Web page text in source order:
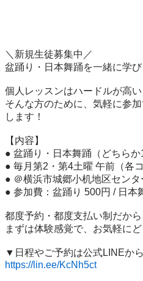
＼新規生徒募集中／
盆踊り・日本舞踊を一緒に学び
個人レッスンはハードルが高
そんな方のために、気軽に参
します！
【内容】
● 盆踊り・日本舞踊（どちらか
● 毎月第2・第4土曜 午前（各
● ＠横浜市城郷小机地区センタ
● 参加費：盆踊り 500円 / 日本
都度予約・都度支払い制だか
まずは体験感覚で、お気軽にど
https://lin.ee/KcNh5ct